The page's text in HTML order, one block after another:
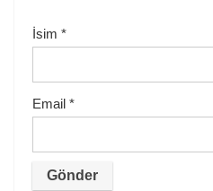
İsim *
Email *